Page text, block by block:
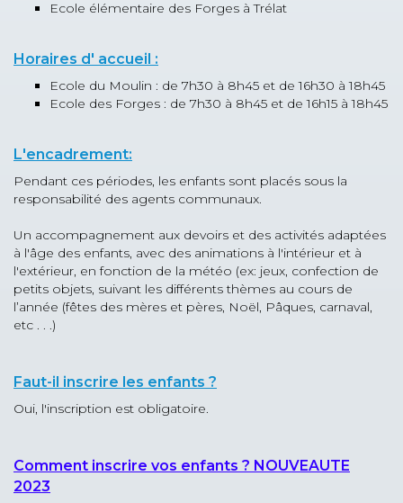
Ecole élémentaire des Forges à Trélat
Horaires d' accueil :
Ecole du Moulin : de 7h30 à 8h45 et de 16h30 à 18h45
Ecole des Forges : de 7h30 à 8h45 et de 16h15 à 18h45
L'encadrement:
Pendant ces périodes, les enfants sont placés sous la
responsabilité des agents communaux.
Un accompagnement aux devoirs et des activités adaptées
à l'âge des enfants, avec des animations à l'intérieur et à
l'extérieur, en fonction de la météo (ex: jeux, confection de
petits objets, suivant les différents thèmes au cours de
l’année (fêtes des mères et pères, Noël, Pâques, carnaval,
etc . . .)
Faut-il inscrire les enfants ?
Oui, l'inscription est obligatoire.
Comment inscrire vos enfants ? NOUVEAUTE
2023